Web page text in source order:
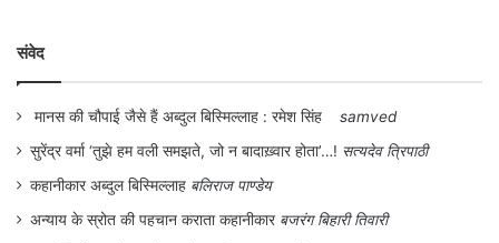
संवेद
मानस की चौपाई जैसे हैं अब्दुल बिस्मिल्लाह : रमेश सिंह
samved
सुरेंद्र वर्मा ‘तुझे हम वली समझते, जो न बादाख़्वार होता’…! सत्यदेव त्रिपाठी
कहानीकार अब्दुल बिस्मिल्लाह बलिराज पाण्डेय
अन्याय के स्रोत की पहचान कराता कहानीकार बजरंग बिहारी तिवारी